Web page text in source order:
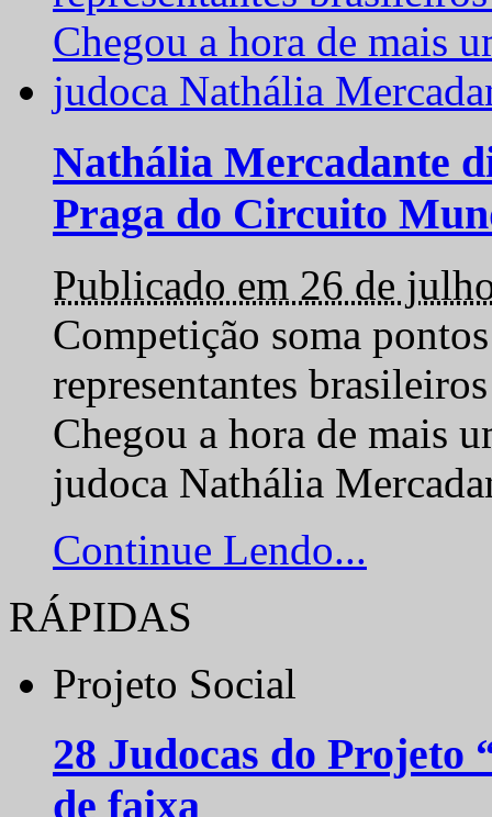
Nathália Mercadante
Praga do Circuito
Publicado em 26 de
Competição soma
representantes
Chegou a hora de mais
judoca Nathália
Continue Lendo...
RÁPIDAS
Projeto Social
28 Judocas do
de faixa